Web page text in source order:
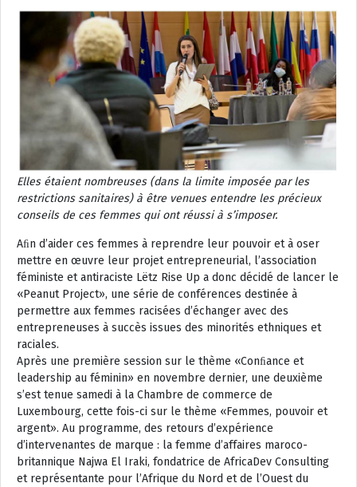
Elles étaient nombreuses (dans la limite imposée par les
restrictions sanitaires) à être venues entendre les précieux
conseils de ces femmes qui ont réussi à s’imposer.
Aﬁn d’aider ces femmes à reprendre leur pouvoir et à oser
mettre en œuvre leur projet entrepreneurial, l’association
féministe et antiraciste Lëtz Rise Up a donc décidé de lancer le
«Peanut Project», une série de conférences destinée à
permettre aux femmes racisées d’échanger avec des
entrepreneuses à succès issues des minorités ethniques et
raciales.
Après une première session sur le thème «Conﬁance et
leadership au féminin» en novembre dernier, une deuxième
s’est tenue samedi à la Chambre de commerce de
Luxembourg, cette fois-ci sur le thème «Femmes, pouvoir et
argent». Au programme, des retours d’expérience
d’intervenantes de marque : la femme d’affaires maroco-
britannique Najwa El Iraki, fondatrice de AfricaDev Consulting
et représentante pour l’Afrique du Nord et de l’Ouest du